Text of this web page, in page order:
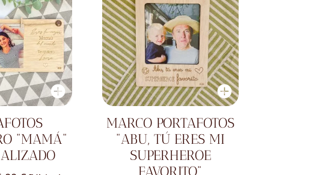
"MAMÁ"
MARCO PORTAFOTOS
"ABU, TÚ ERES MI
SUPERHEROE